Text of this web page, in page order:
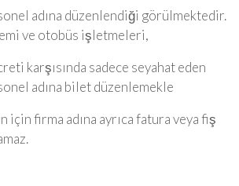
adına düzenlendiği görülmektedir.
ve otobüs işletmeleri,
karşısında sadece seyahat eden
adına bilet düzenlemekle
firma adına ayrıca fatura veya fiş